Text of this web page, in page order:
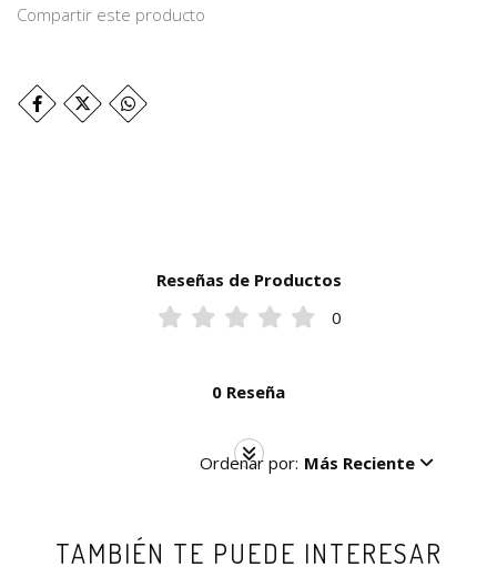
Compartir este producto
Reseñas de Productos
0
0 Reseña
Ordenar por: Más Reciente
TAMBIÉN TE PUEDE INTERESAR